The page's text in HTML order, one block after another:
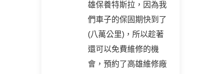
雄保養特斯拉，因為我
們車子的保固期快到了
(八萬公里)，所以趁著
還可以免費維修的機
會，預約了高雄維修廠